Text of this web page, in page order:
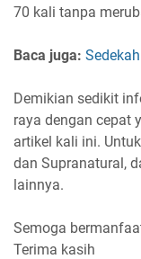
70 kali tanpa
Baca juga:
Demikian sedikit
raya dengan cepat
artikel kali ini.
dan Supranatural,
lainnya.
Semoga
Terima kasih